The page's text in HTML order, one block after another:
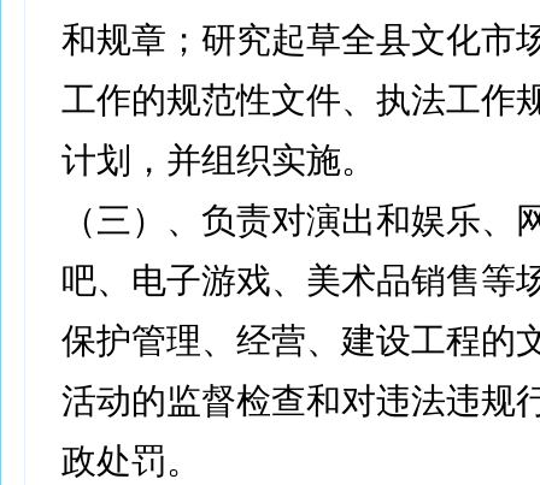
和规章；研究起草全县文化市
工作的规范性文件、执法工作
计划，并组织实施。
（三）、负责对演出和娱乐、
吧、电子游戏、美术品销售等
保护管理、经营、建设工程的
活动的监督检查和对违法违规
政处罚。